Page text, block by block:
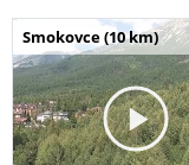
Smokovce (10 km)